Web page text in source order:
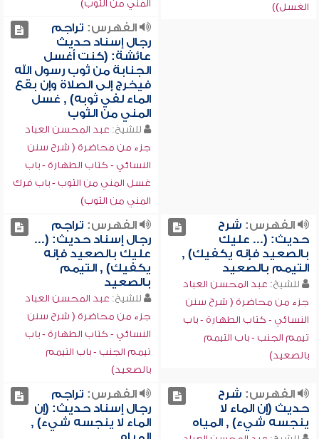
الغسل))
المني من الثوب)
الفهرس: تراجم
رجال إسناد حديث
عائشة: (كنت أغسل
الجنابة من ثوب رسول الله
فيخرج إلى الصلاة وإن بقع
الماء لفي ثوبه) , غسل
المني من الثوب
للشيخ: عبد المحسن العباد
جزء من محاضرة ( شرح سنن
النسائي - كتاب الطهارة - باب
غسل المني من الثوب - باب فرك
المني من الثوب)
الفهرس: شرح
حديث: (... عليك
بالصعيد فإنه يكفيك) ,
التيمم بالصعيد
للشيخ: عبد المحسن العباد
جزء من محاضرة ( شرح سنن
النسائي - كتاب الطهارة - باب
تيمم الجنب - باب التيمم
بالصعيد)
الفهرس: تراجم
رجال إسناد حديث: (...
عليك بالصعيد فإنه
يكفيك) , التيمم
بالصعيد
للشيخ: عبد المحسن العباد
جزء من محاضرة ( شرح سنن
النسائي - كتاب الطهارة - باب
تيمم الجنب - باب التيمم
بالصعيد)
الفهرس: شرح
حديث (إن الماء لا
ينجسه شيء) , المياه
الفهرس: تراجم
رجال إسناد حديث: (إن
الماء لا ينجسه شيء) ,